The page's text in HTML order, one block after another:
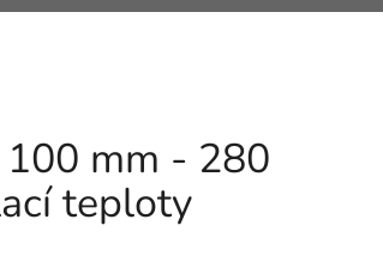
mm - 280
teploty